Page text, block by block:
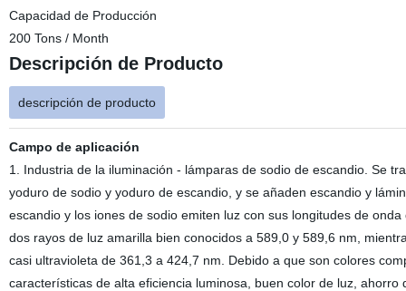
Capacidad de Producción
200 Tons / Month
Descripción de Producto
descripción de producto
Campo de aplicación
1. Industria de la iluminación - lámparas de sodio de escandio. Se
yoduro de sodio y yoduro de escandio, y se añaden escandio y
escandio y los iones de sodio emiten luz con sus longitudes de
dos rayos de luz amarilla bien conocidos a 589,0 y 589,6 nm,
casi ultravioleta de 361,3 a 424,7 nm. Debido a que son colores
características de alta eficiencia luminosa, buen color de luz,